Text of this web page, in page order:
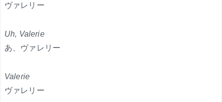
ヴァレリー
Uh, Valerie
あ、ヴァレリー
Valerie
ヴァレリー